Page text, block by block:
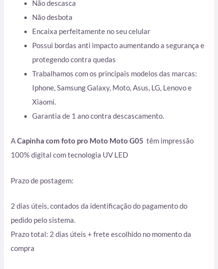
Não descasca
Não desbota
Encaixa perfeitamente no seu celular
Possui bordas anti impacto aumentando a segurança e
protegendo contra quedas
Trabalhamos com os principais modelos das marcas:
Iphone, Samsung Galaxy, Moto, Asus, LG, Lenovo e
Xiaomi.
Garantia de 1 ano contra descascamento.
ACapinha com foto pro Moto Moto G05 têm impressão
100% digital com tecnologia UV LED
Prazo de postagem:
2 dias úteis, contados da identificação do pagamento do
pedido pelo sistema.
Prazo total: 2 dias úteis + frete escolhido no momento da
compra